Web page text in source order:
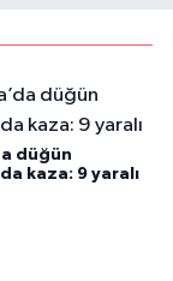
düğün
kaza: 9 yaralı